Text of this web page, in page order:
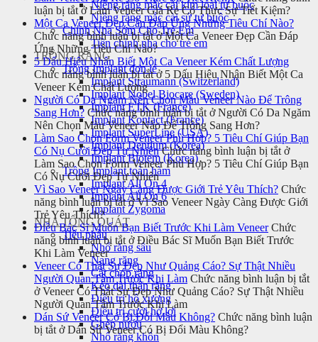
Niềng răng mắc cài kim loại tự buộc
Niềng răng mắc cài sứ tự buộc
Chỉnh Nha Sớm Cho Trẻ Em
Tiền chỉnh nha cho trẻ em
TRỒNG RĂNG
Trồng Implant đơn lẻ
Implant Straumann (Switzerland)
Implant Nobel Biocare (Sweden)
Implant ETK (France)
Implant Kontact (France)
Implant SuperLine (USA)
Implant Dentium (Korea)
Implant Biotem (Korea)
Trồng Implant toàn hàm
Implant All On 4
Implant All On 6
Implant Zygoma
NHA TỔNG QUÁT
Tiểu phẫu
Nhổ răng sâu
Nang răng
Cắt chóp răng
Kéo dài thân răng
Điều trị hô xương
Điều trị cười hở lợi
Ghép nướu
Nhổ răng khôn
luận bị tắtở Làm Veneer Giá Rẻ Có Thực Sự Tiết Kiệm?
Một Ca Veneer Đẹp Cần Đáp Ứng Những Tiêu Chí Nào?
Chức năng bình luận bị tắtở Một Ca Veneer Đẹp Cần Đáp
Ứng Những Tiêu Chí Nào?
5 Dấu Hiệu Nhận Biết Một Ca Veneer Kém Chất Lượng
Chức năng bình luận bị tắtở 5 Dấu Hiệu Nhận Biết Một Ca
Veneer Kém Chất Lượng
Người Có Da Ngăm Nên Chọn Màu Veneer Nào Để Trông
Sang Hơn? Chức năng bình luận bị tắtở Người Có Da Ngăm
Nên Chọn Màu Veneer Nào Để Trông Sang Hơn?
Làm Sao Chọn Form Veneer Phù Hợp? 5 Tiêu Chí Giúp Bạn
Có Nụ Cười Đẹp Tự Nhiên Chức năng bình luận bị tắtở
Làm Sao Chọn Form Veneer Phù Hợp? 5 Tiêu Chí Giúp Bạn
Có Nụ Cười Đẹp Tự Nhiên
Vì Sao Veneer Ngày Càng Được Giới Trẻ Yêu Thích? Chức
năng bình luận bị tắtở Vì Sao Veneer Ngày Càng Được Giới
Trẻ Yêu Thích?
Điều Bác Sĩ Muốn Bạn Biết Trước Khi Làm Veneer Chức
năng bình luận bị tắtở Điều Bác Sĩ Muốn Bạn Biết Trước
Khi Làm Veneer
Veneer Có Thật Sự Đẹp Như Quảng Cáo? Sự Thật Nhiều
Người Quan Tâm Trước Khi Làm Chức năng bình luận bị tắt
ở Veneer Có Thật Sự Đẹp Như Quảng Cáo? Sự Thật Nhiều
Người Quan Tâm Trước Khi Làm
Dán Sứ Veneer Có Bị Đổi Màu Không? Chức năng bình luận
bị tắtở Dán Sứ Veneer Có Bị Đổi Màu Không?